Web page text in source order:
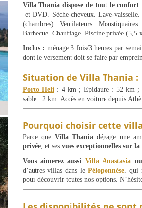
Villa Thania dispose de tout le confort
et DVD. Sèche-cheveux. Lave-
(chambres). Ventilateurs.
Barbecue. Chauffage. Piscine privée (5,5
Inclus : ménage 3 fois/3 heures par
dont le versement doit se faire par
Situation de Villa Thania :
Porto Heli : 4 km ; Epidaure : 52 km ;
sable : 2 km. Accès en voiture depuis
Pourquoi choisir cette
Parce queVilla Thania dégage une
privée, et ses vues exceptionnelles sur la
Vous aimerez aussi Villa Anastasia
d’autres villas dans lePéloponnèse , qui
pour découvrir toutes nos options.